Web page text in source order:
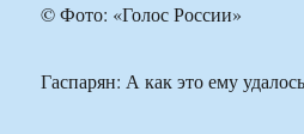
© Фото: «Голос России»
Гаспарян: А как это ему